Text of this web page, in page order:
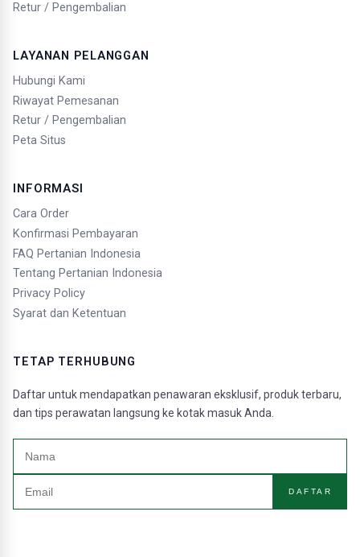
Retur / Pengembalian
LAYANAN PELANGGAN
Hubungi Kami
Riwayat Pemesanan
Retur / Pengembalian
Peta Situs
INFORMASI
Cara Order
Konfirmasi Pembayaran
FAQ Pertanian Indonesia
Tentang Pertanian Indonesia
Privacy Policy
Syarat dan Ketentuan
TETAP TERHUBUNG
Daftar untuk mendapatkan penawaran eksklusif, produk terbaru,
dan tips perawatan langsung ke kotak masuk Anda.
DAFTAR